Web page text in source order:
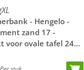
- Hengelo -
zand 17 -
voor ovale tafel 240